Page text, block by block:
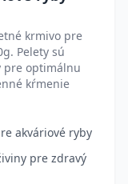
krmivo pre
Pelety sú
pre optimálnu
kŕmenie
akváriové ryby
pre zdravý